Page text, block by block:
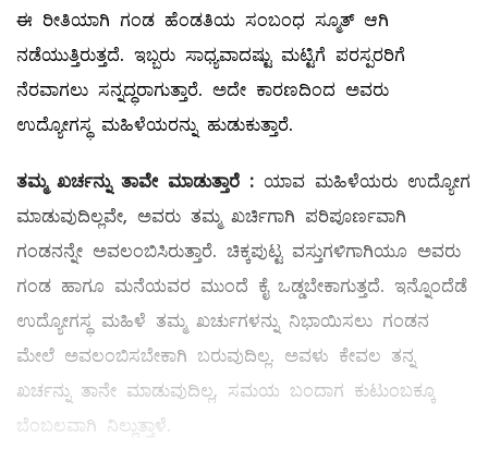
ಈ ರೀತಿಯಾಗಿ ಗಂಡ ಹೆಂಡತಿಯ ಸಂಬಂಧ ಸ್ಮೂತ್‌ ಆಗಿ
ನಡೆಯುತ್ತಿರುತ್ತದೆ. ಇಬ್ಬರು ಸಾಧ್ಯವಾದಷ್ಟು ಮಟ್ಟಿಗೆ ಪರಸ್ಪರರಿಗೆ
ನೆರವಾಗಲು ಸನ್ನದ್ಧರಾಗುತ್ತಾರೆ. ಅದೇ ಕಾರಣದಿಂದ ಅವರು
ಉದ್ಯೋಗಸ್ಥ ಮಹಿಳೆಯರನ್ನು ಹುಡುಕುತ್ತಾರೆ.
ತಮ್ಮ ಖರ್ಚನ್ನು ತಾವೇ ಮಾಡುತ್ತಾರೆ : ಯಾವ ಮಹಿಳೆಯರು ಉದ್ಯೋಗ
ಮಾಡುವುದಿಲ್ಲವೇ, ಅವರು ತಮ್ಮ ಖರ್ಚಿಗಾಗಿ ಪರಿಪೂರ್ಣವಾಗಿ
ಗಂಡನನ್ನೇ ಅವಲಂಬಿಸಿರುತ್ತಾರೆ. ಚಿಕ್ಕಪುಟ್ಟ ವಸ್ತುಗಳಿಗಾಗಿಯೂ ಅವರು
ಗಂಡ ಹಾಗೂ ಮನೆಯವರ ಮುಂದೆ ಕೈ ಒಡ್ಡಬೇಕಾಗುತ್ತದೆ. ಇನ್ನೊಂದೆಡೆ
ಉದ್ಯೋಗಸ್ಥ ಮಹಿಳೆ ತಮ್ಮ ಖರ್ಚುಗಳನ್ನು ನಿಭಾಯಿಸಲು ಗಂಡನ
ಮೇಲೆ ಅವಲಂಬಿಸಬೇಕಾಗಿ ಬರುವುದಿಲ್ಲ. ಅವಳು ಕೇವಲ ತನ್ನ
ಖರ್ಚನ್ನು ತಾನೇ ಮಾಡುವುದಿಲ್ಲ, ಸಮಯ ಬಂದಾಗ ಕುಟುಂಬಕ್ಕೂ
ಬೆಂಬಲವಾಗಿ ನಿಲ್ಲುತ್ತಾಳೆ.